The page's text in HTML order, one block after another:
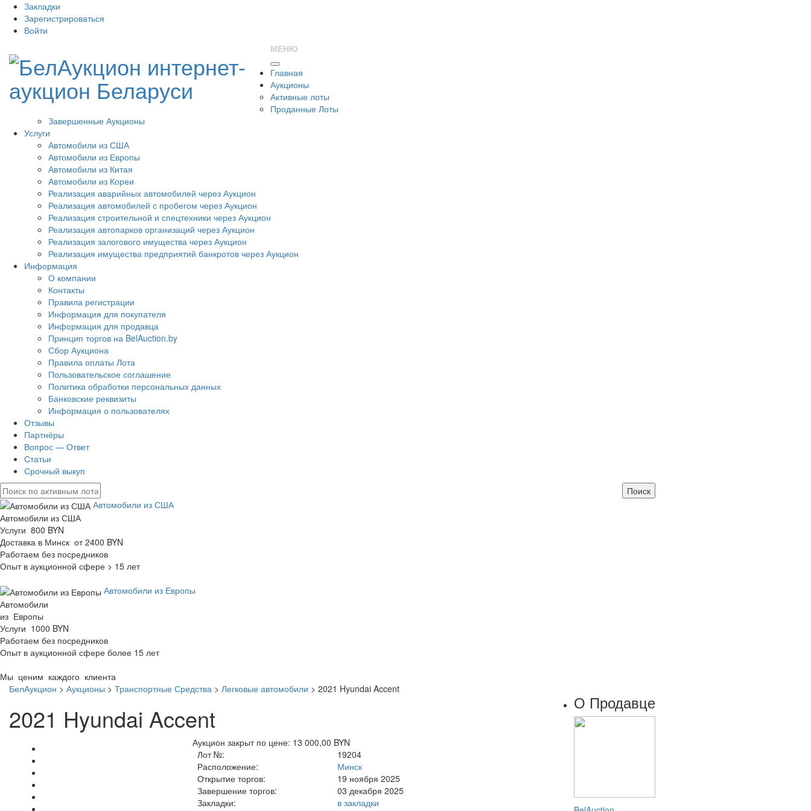
Закладки
Зарегистрироваться
Войти
МЕНЮ
Главная
Аукционы
Активные лоты
Проданные Лоты
Завершенные Аукционы
Услуги
Автомобили из США
Автомобили из Европы
Автомобили из Китая
Автомобили из Кореи
Реализация аварийных автомобилей через Аукцион
Реализация автомобилей с пробегом через Аукцион
Реализация строительной и спецтехники через Аукцион
Реализация автопарков организаций через Аукцион
Реализация залогового имущества через Аукцион
Реализация имущества предприятий банкротов через Аукцион
Информация
О компании
Контакты
Правила регистрации
Информация для покупателя
Информация для продавца
Принцип торгов на BelAuction.by
Сбор Аукциона
Правила оплаты Лота
Пользовательское соглашение
Политика обработки персональных данных
Банковские реквизиты
Информация о пользователях
Отзывы
Партнёры
Вопрос — Ответ
Статьи
Срочный выкуп
Автомобили из США
Автомобили из США
Услуги 800 BYN
Доставка в Минск от 2400 BYN
Работаем без посредников
Опыт в аукционной сфере > 15 лет
Автомобили из Европы
Автомобили
из Европы
Услуги 1000 BYN
Работаем без посредников
Опыт в аукционной сфере более 15 лет
Мы ценим каждого клиента
БелАукцион > Аукционы > Транспортные Средства > Легковые автомобили > 2021 Hyundai Accent
2021 Hyundai Accent
Аукцион закрыт по цене: 13 000,00 BYN
Лот №:
19204
Расположение:
Минск
Открытие торгов:
19 ноября 2025
Завершение торгов:
03 декабря 2025
Закладки:
в закладки
О Продавце